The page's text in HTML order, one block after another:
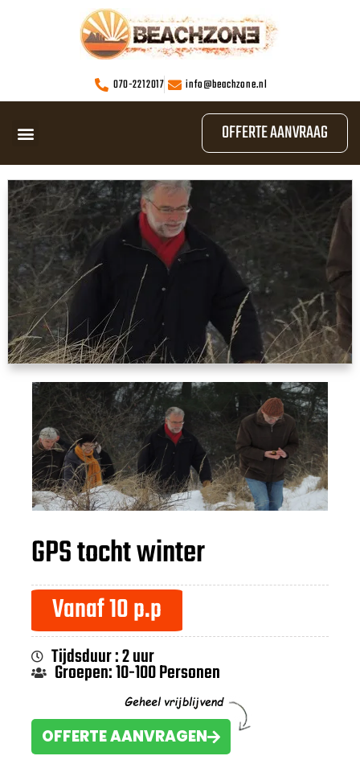
070-2212017 info@beachzone.nl
OFFERTE AANVRAAG
GPS tocht winter
Vanaf 10 p.p
Tijdsduur : 2 uur
Groepen: 10-100 Personen
OFFERTE AANVRAGEN